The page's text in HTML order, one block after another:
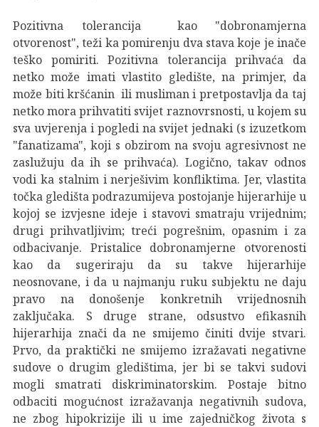
Pozitivna tolerancija kao "dobronamjerna
otvorenost", teži ka pomirenju dva stava koje je inače
teško pomiriti. Pozitivna tolerancija prihvaća da
netko može imati vlastito gledište, na primjer, da
može biti kršćanin ili musliman i pretpostavlja da taj
netko mora prihvatiti svijet raznovrsnosti, u kojem su
sva uvjerenja i pogledi na svijet jednaki (s izuzetkom
"fanatizama", koji s obzirom na svoju agresivnost ne
zaslužuju da ih se prihvaća). Logično, takav odnos
vodi ka stalnim i nerješivim konfliktima. Jer, vlastita
točka gledišta podrazumijeva postojanje hijerarhije u
kojoj se izvjesne ideje i stavovi smatraju vrijednim;
drugi prihvatljivim; treći pogrešnim, opasnim i za
odbacivanje. Pristalice dobronamjerne otvorenosti
kao da sugeriraju da su takve hijerarhije
neosnovane, i da u najmanju ruku subjektu ne daju
pravo na donošenje konkretnih vrijednosnih
zaključaka. S druge strane, odsustvo efikasnih
hijerarhija znači da ne smijemo činiti dvije stvari.
Prvo, da praktički ne smijemo izražavati negativne
sudove o drugim gledištima, jer bi se takvi sudovi
mogli smatrati diskriminatorskim. Postaje bitno
odbaciti mogućnost izražavanja negativnih sudova,
ne zbog hipokrizije ili u ime zajedničkog života s